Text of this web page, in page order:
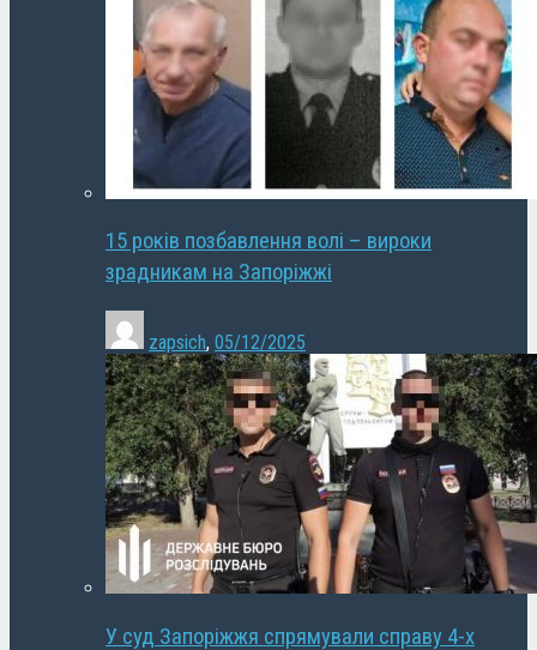
15 років позбавлення волі – вироки
зрадникам на Запоріжжі
zapsich, 05/12/2025
У суд Запоріжжя спрямували справу 4-х